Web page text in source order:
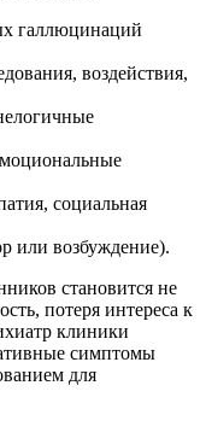
галлюцинаций
воздействия,
социальная
или возбуждение).
становится не
потеря интереса к
клиники
симптомы
для